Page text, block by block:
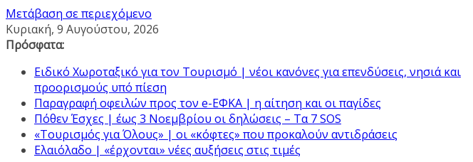
Μετάβαση σε περιεχόμενο
Κυριακή, 9 Αυγούστου, 2026
Πρόσφατα:
Ειδικό Χωροταξικό για τον Τουρισμό | νέοι κανόνες για επενδύσεις, νησιά και
προορισμούς υπό πίεση
Παραγραφή οφειλών προς τον e-ΕΦΚΑ | η αίτηση και οι παγίδες
Πόθεν Έσχες | έως 3 Νοεμβρίου οι δηλώσεις – Τα 7 SOS
«Τουρισμός για Όλους» | οι «κόφτες» που προκαλούν αντιδράσεις
Ελαιόλαδο | «έρχονται» νέες αυξήσεις στις τιμές